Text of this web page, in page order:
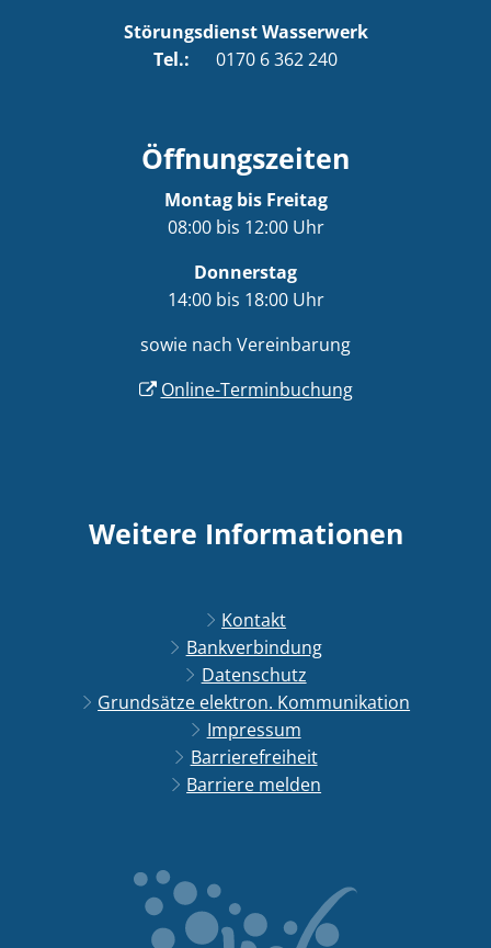
Störungsdienst Wasserwerk
Tel.: 0170 6 362 240
Öffnungszeiten
Montag bis Freitag
08:00 bis 12:00 Uhr
Donnerstag
14:00 bis 18:00 Uhr
sowie nach Vereinbarung
Online-Terminbuchung
Weitere Informationen
Kontakt
Bankverbindung
Datenschutz
Grundsätze elektron. Kommunikation
Impressum
Barrierefreiheit
Barriere melden